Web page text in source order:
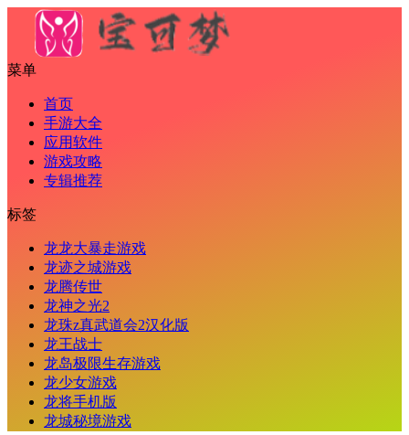
菜单
首页
手游大全
应用软件
游戏攻略
专辑推荐
标签
龙龙大暴走游戏
龙迹之城游戏
龙腾传世
龙神之光2
龙珠z真武道会2汉化版
龙王战士
龙岛极限生存游戏
龙少女游戏
龙将手机版
龙城秘境游戏